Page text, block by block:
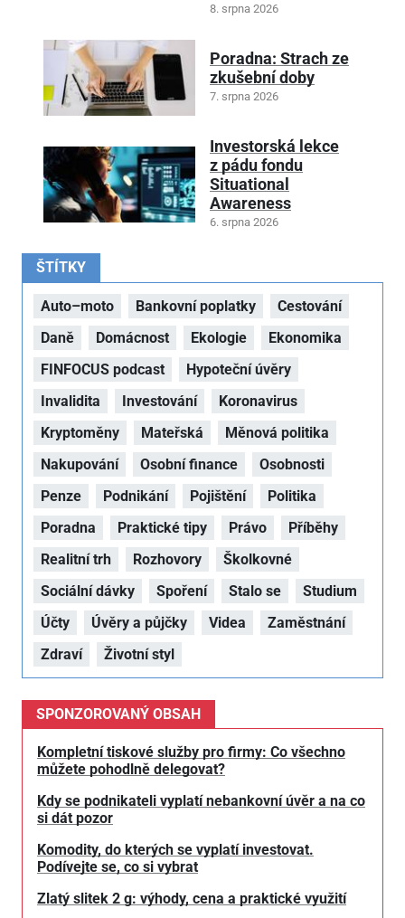
8. srpna 2026
Poradna: Strach ze
zkušební doby
7. srpna 2026
Investorská lekce
z pádu fondu
Situational
Awareness
6. srpna 2026
ŠTÍTKY
Auto–moto Bankovní poplatky
Cestování
Daně
Domácnost Ekologie
Ekonomika
FINFOCUS podcast
Hypoteční úvěry
Invalidita
Investování
Koronavirus
Kryptoměny
Mateřská
Měnová politika
Nakupování
Osobní finance
Osobnosti
Penze
Podnikání Pojištění
Politika
Poradna
Praktické tipy Právo
Příběhy
Realitní trh
Rozhovory
Školkovné
Sociální dávky
Spoření Stalo se
Studium
Účty
Úvěry a půjčky Videa
Zaměstnání
Zdraví
Životní styl
SPONZOROVANÝ OBSAH
Kompletní tiskové služby pro firmy: Co všechno
můžete pohodlně delegovat?
Kdy se podnikateli vyplatí nebankovní úvěr a na co
si dát pozor
Komodity, do kterých se vyplatí investovat.
Podívejte se, co si vybrat
Zlatý slitek 2 g: výhody, cena a praktické využití